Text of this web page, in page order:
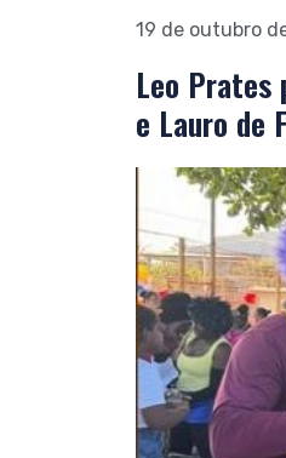
19 de outubro
Leo Prates
e Lauro de